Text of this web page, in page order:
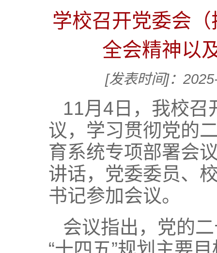
学校召开党委会
全会精神以
[发表时间]：
11月4日，我校召
议，学习贯彻党的
育系统专项部署会
讲话，党委委员、
书记参加会议。
会议指出，党的